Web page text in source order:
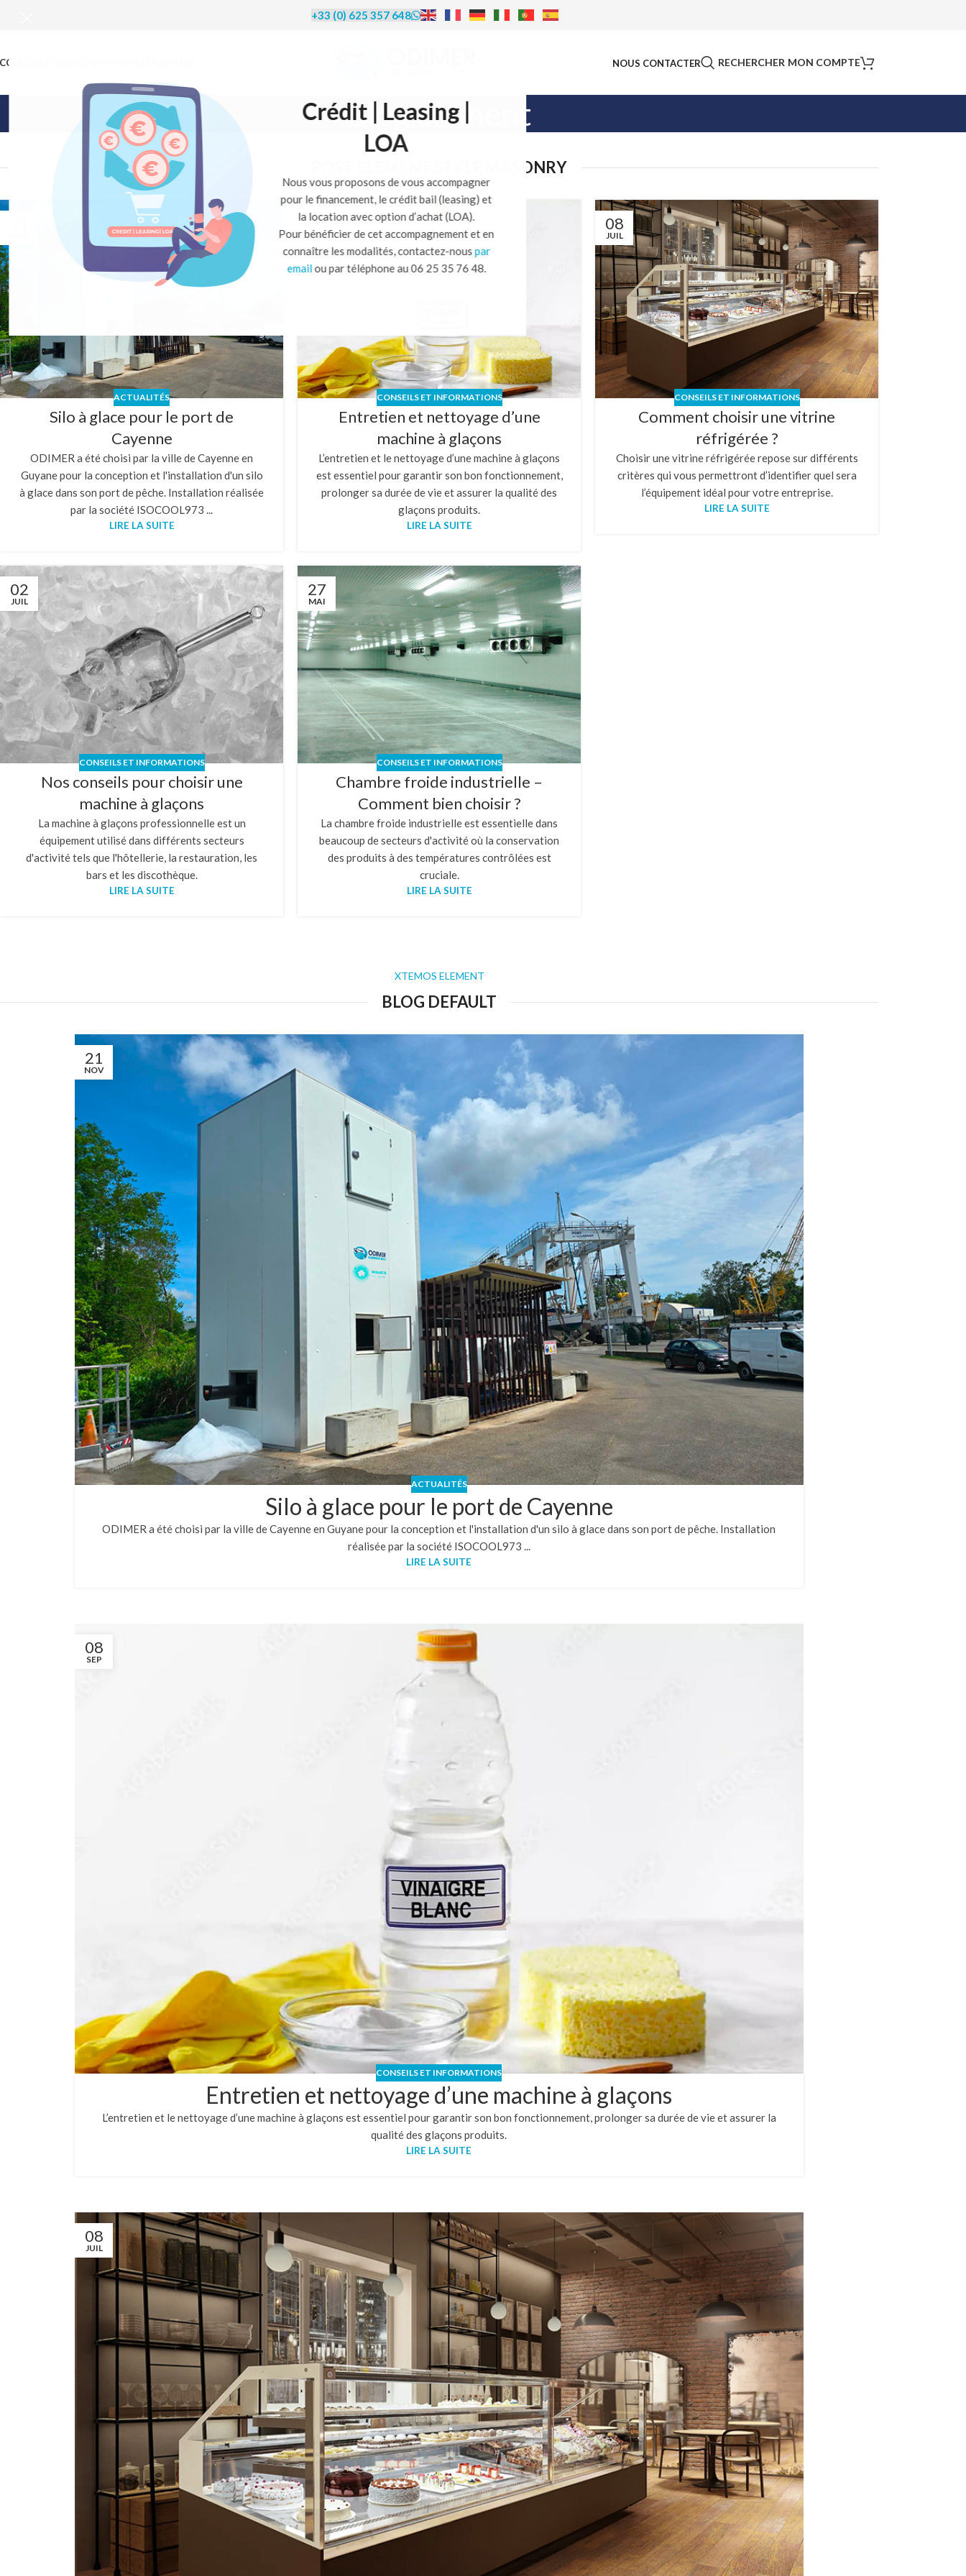
Crédit | Leasing |
LOA
Nous vous proposons de vous accompagner
pour le financement, le crédit bail (leasing) et
la location avec option d’achat (LOA).
Pour bénéficier de cet accompagnement et en
connaître les modalités, contactez-nouspar
email ou par téléphone au 06 25 35 76 48.
+33 (0) 625 357 648
NOUS CONTACTER RECHERCHER MON COMPTE
Blog element
XTEMOS ELEMENT
POST ELEMENT STYLE MASONRY
ACTUALITÉS
Silo à glace pour le port de
Cayenne
ODIMER a été choisi par la ville de Cayenne en
Guyane pour la conception et l'installation d'un silo
à glace dans son port de pêche. Installation réalisée
par la société ISOCOOL973 ...
LIRE LA SUITE
08
SEP
CONSEILS ET INFORMATIONS
Entretien et nettoyage d’une
machine à glaçons
L’entretien et le nettoyage d’une machine à glaçons
est essentiel pour garantir son bon fonctionnement,
prolonger sa durée de vie et assurer la qualité des
glaçons produits.
LIRE LA SUITE
08
JUIL
CONSEILS ET INFORMATIONS
Comment choisir une vitrine
réfrigérée ?
Choisir une vitrine réfrigérée repose sur différents
critères qui vous permettront d’identifier quel sera
l’équipement idéal pour votre entreprise.
LIRE LA SUITE
02
JUIL
CONSEILS ET INFORMATIONS
Nos conseils pour choisir une
machine à glaçons
La machine à glaçons professionnelle est un
équipement utilisé dans différents secteurs
d'activité tels que l'hôtellerie, la restauration, les
bars et les discothèque.
LIRE LA SUITE
27
MAI
CONSEILS ET INFORMATIONS
Chambre froide industrielle –
Comment bien choisir ?
La chambre froide industrielle est essentielle dans
beaucoup de secteurs d'activité où la conservation
des produits à des températures contrôlées est
cruciale.
LIRE LA SUITE
XTEMOS ELEMENT
BLOG DEFAULT
21
NOV
ACTUALITÉS
Silo à glace pour le port de Cayenne
ODIMER a été choisi par la ville de Cayenne en Guyane pour la conception et l'installation d'un silo à glace dans son port de pêche. Installation
réalisée par la société ISOCOOL973 ...
LIRE LA SUITE
08
SEP
CONSEILS ET INFORMATIONS
Entretien et nettoyage d’une machine à glaçons
L’entretien et le nettoyage d’une machine à glaçons est essentiel pour garantir son bon fonctionnement, prolonger sa durée de vie et assurer la
qualité des glaçons produits.
LIRE LA SUITE
08
JUIL